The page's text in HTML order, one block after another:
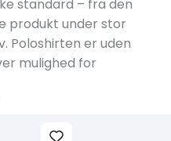
standard – fra den
produkt under stor
Poloshirten er uden
mulighed for